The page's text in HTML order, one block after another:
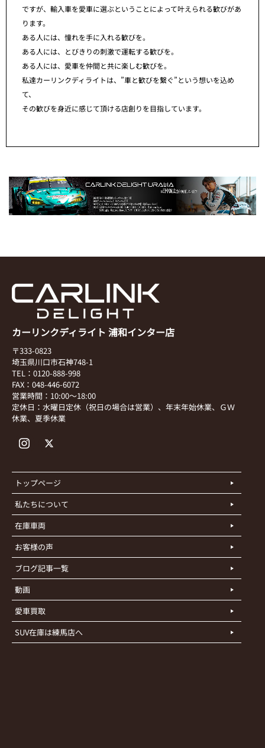
ですが、輸入車を愛車に選ぶということによって叶えられる歓びがあ
ります。
ある人には、憧れを手に入れる歓びを。
ある人には、とびきりの刺激で運転する歓びを。
ある人には、愛車を仲間と共に楽しむ歓びを。
私達カーリンクディライトは、”車と歓びを繋ぐ”という想いを込め
て、
その歓びを身近に感じて頂ける店創りを目指しています。
カーリンクディライト 浦和インター店
〒333-0823
埼玉県川口市石神748-1
TEL：0120-888-998
FAX：048-446-6072
営業時間：10:00～18:00
定休日：水曜日定休（祝日の場合は営業）、年末年始休業、ＧＷ
休業、夏季休業
トップページ
私たちについて
在庫車両
お客様の声
ブログ記事一覧
動画
愛車買取
SUV在庫は練馬店へ